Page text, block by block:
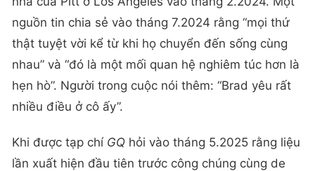
nguồn tin chia sẻ vào tháng 7.2024 rằng “mọi thứ
thật tuyệt vời kể từ khi họ chuyển đến sống cùng
nhau” và “đó là một mối quan hệ nghiêm túc hơn là
hẹn hò”. Người trong cuộc nói thêm: “Brad yêu rất
nhiều điều ở cô ấy”.
Khi được tạp chí GQ hỏi vào tháng 5.2025 rằng liệu
lần xuất hiện đầu tiên trước công chúng cùng de